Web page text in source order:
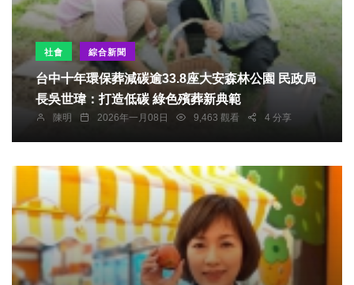
社會 綜合新聞
台中十年環保葬減碳逾33.8座大安森林公園 民政局
長吳世瑋：打造低碳 綠色殯葬新典範
陳明 2026年一月08日 9,463 觀看 4 分享